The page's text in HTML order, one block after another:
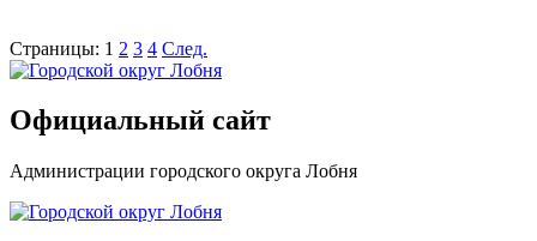
Страницы: 1 2 3 4 След.
Официальный сайт
Администрации городского округа Лобня